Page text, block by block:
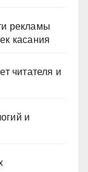
рекламы
касания
читателя и
и